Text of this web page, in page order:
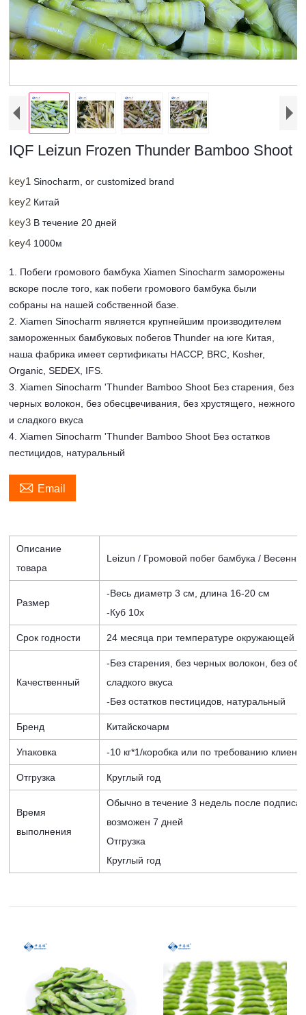
IQF Leizun Frozen Thunder Bamboo Shoot
key1Sinocharm, or customized brand
key2 Китай
key3 В течение 20 дней
key4 1000м
1. Побеги громового бамбука Xiamen Sinocharm заморожены
вскоре после того, как побеги громового бамбука были
собраны на нашей собственной базе.
2. Xiamen Sinocharm является крупнейшим производителем
замороженных бамбуковых побегов Thunder на юге Китая,
наша фабрика имеет сертификаты HACCP, BRC, Kosher,
Organic, SEDEX, IFS.
3. Xiamen Sinocharm 'Thunder Bamboo Shoot Без старения, без
черных волокон, без обесцвечивания, без хрустящего, нежного
и сладкого вкуса
4. Xiamen Sinocharm 'Thunder Bamboo Shoot Без остатков
пестицидов, натуральный
 Email
Описание
товара
Leizun / Громовой побег бамбука /
Размер
-Весь диаметр 3 см, длина 16-20 см
-Куб 10x
Срок годности 24 месяца при температуре окружающей
Качественный
-Без старения, без черных волокон, без
сладкого вкуса
-Без остатков пестицидов, натуральный
Бренд Китайскочарм
Упаковка -10 кг*1/коробка или по требованию
Отгрузка Круглый год
Время
выполнения
Обычно в течение 3 недель после
возможен 7 дней
Отгрузка
Круглый год